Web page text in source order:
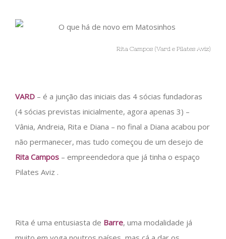
Rita Campos (Vard e Pilates Aviz)
VARD – é a junção das iniciais das 4 sócias fundadoras
(4 sócias previstas inicialmente, agora apenas 3) –
Vânia, Andreia, Rita e Diana – no final a Diana acabou por
não permanecer, mas tudo começou de um desejo de
Rita Campos – empreendedora que já tinha o espaço
Pilates Aviz .
Rita é uma entusiasta de Barre, uma modalidade já